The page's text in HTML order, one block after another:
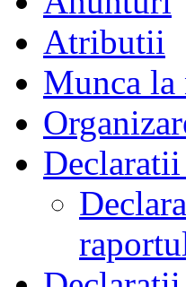
Atributii
Munca la
Declaratii